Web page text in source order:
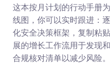
这本按月计划的行动手册
线图，你可以实时跟进：
化安全决策框架，复制粘
展的增长工作流用于发现
合规核对清单以减少风险